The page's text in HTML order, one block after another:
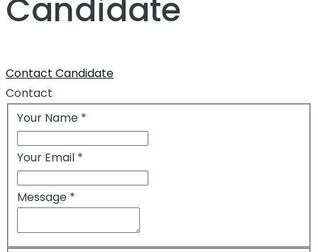
Candidate
Contact Candidate
Contact
Your Name *
Your Email *
Message *